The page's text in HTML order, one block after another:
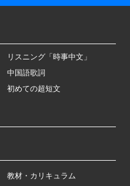
リスニング「時事中文」
中国語歌詞
初めての超短文
教材・カリキュラム